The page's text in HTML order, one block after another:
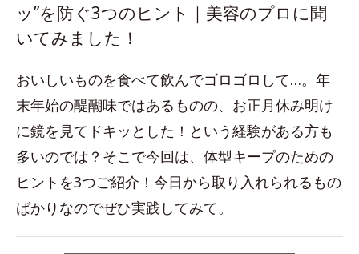
ッ”を防ぐ3つのヒント｜美容のプロに聞
いてみました！
おいしいものを食べて飲んでゴロゴロして…。年
末年始の醍醐味ではあるものの、お正月休み明け
に鏡を見てドキッとした！という経験がある方も
多いのでは？そこで今回は、体型キープのための
ヒントを3つご紹介！今日から取り入れられるもの
ばかりなのでぜひ実践してみて。